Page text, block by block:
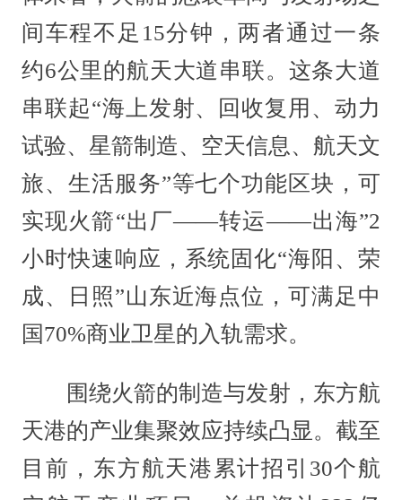
间车程不足15分钟，两者通过一条
约6公里的航天大道串联。这条大道
串联起“海上发射、回收复用、动力
试验、星箭制造、空天信息、航天文
旅、生活服务”等七个功能区块，可
实现火箭“出厂——转运——出海”2
小时快速响应，系统固化“海阳、荣
成、日照”山东近海点位，可满足中
国70%商业卫星的入轨需求。
围绕火箭的制造与发射，东方航
天港的产业集聚效应持续凸显。截至
目前，东方航天港累计招引30个航